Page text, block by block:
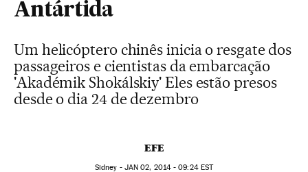
Antártida
Um helicóptero chinês inicia o resgate dos
passageiros e cientistas da embarcação
'Akadémik Shokálskiy' Eles estão presos
desde o dia 24 de dezembro
EFE
Sidney - JAN 02, 2014 - 09:24EST